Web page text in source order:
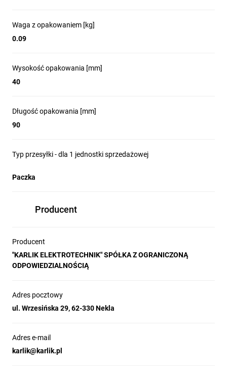
Waga z opakowaniem [kg]
0.09
Wysokość opakowania [mm]
40
Długość opakowania [mm]
90
Typ przesyłki - dla 1 jednostki sprzedażowej
Paczka
Producent
Producent
"KARLIK ELEKTROTECHNIK" SPÓŁKA Z OGRANICZONĄ
ODPOWIEDZIALNOŚCIĄ
Adres pocztowy
ul. Wrzesińska 29, 62-330 Nekla
Adres e-mail
karlik@karlik.pl